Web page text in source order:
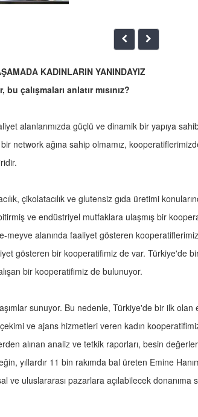
KADINLARIN YANINDAYIZ
çalışmaları anlatır mısınız?
alanlarımızda güçlü ve dinamik bir yapıya
bir network ağına sahip olmamız,
çikolatacılık ve glutensiz gıda üretimi
ve endüstriyel mutfaklara ulaşmış bir
meyve alanında faaliyet gösteren
gösteren bir kooperatifimiz de var. Türkiye'de
bir kooperatifimiz de bulunuyor.
sunuyor. Bu nedenle, Türkiye'de bir ilk olan
ve ajans hizmetleri veren kadın
alınan analiz ve tetkik raporları, besin
yıllardır 11 bin rakımda bal üreten Emine
ve uluslararası pazarlara açılabilecek donanıma